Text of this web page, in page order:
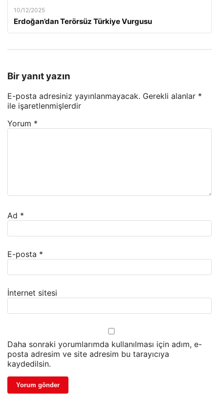
10/12/2025
Erdoğan’dan Terörsüz Türkiye Vurgusu
Bir yanıt yazın
E-posta adresiniz yayınlanmayacak. Gerekli alanlar *
ile işaretlenmişlerdir
Yorum *
Ad *
E-posta *
İnternet sitesi
Daha sonraki yorumlarımda kullanılması için adım, e-
posta adresim ve site adresim bu tarayıcıya
kaydedilsin.